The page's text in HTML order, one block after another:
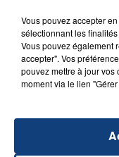
23 juillet 2026
INCENDIE
Un homme s'est
aspergé sa
Vous pouvez accepter
sélectionnant les
Vous pouvez également
accepter". Vos
pouvez mettre à jour vos
moment via le lien